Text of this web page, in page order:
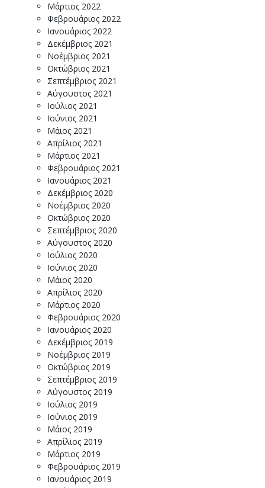
Μάρτιος 2022
Φεβρουάριος 2022
Ιανουάριος 2022
Δεκέμβριος 2021
Νοέμβριος 2021
Οκτώβριος 2021
Σεπτέμβριος 2021
Αύγουστος 2021
Ιούλιος 2021
Ιούνιος 2021
Μάιος 2021
Απρίλιος 2021
Μάρτιος 2021
Φεβρουάριος 2021
Ιανουάριος 2021
Δεκέμβριος 2020
Νοέμβριος 2020
Οκτώβριος 2020
Σεπτέμβριος 2020
Αύγουστος 2020
Ιούλιος 2020
Ιούνιος 2020
Μάιος 2020
Απρίλιος 2020
Μάρτιος 2020
Φεβρουάριος 2020
Ιανουάριος 2020
Δεκέμβριος 2019
Νοέμβριος 2019
Οκτώβριος 2019
Σεπτέμβριος 2019
Αύγουστος 2019
Ιούλιος 2019
Ιούνιος 2019
Μάιος 2019
Απρίλιος 2019
Μάρτιος 2019
Φεβρουάριος 2019
Ιανουάριος 2019